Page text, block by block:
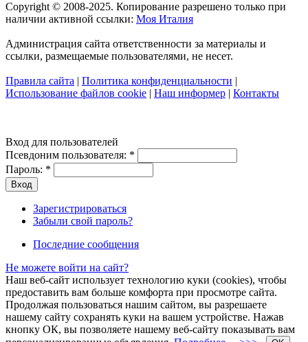
Copyright © 2008-2025. Копирование разрешено только при
наличии активной ссылки: Моя Италия
Администрация сайта ответственности за материалы и
ссылки, размещаемые пользователями, не несет.
Правила сайта | Политика конфиденциальности |
Использование файлов cookie | Наш информер | Контакты
Вход для пользователей
Псевдоним пользователя: *
Пароль: *
Зарегистрироваться
Забыли свой пароль?
Последние сообщения
Не можете войти на сайт?
Наш веб-сайт использует технологию куки (cookies), чтобы
предоставить вам больше комфорта при просмотре сайта.
Продолжая пользоваться нашим сайтом, вы разрешаете
нашему сайту сохранять куки на вашем устройстве. Нажав
кнопку ОК, вы позволяете нашему веб-сайту показывать вам